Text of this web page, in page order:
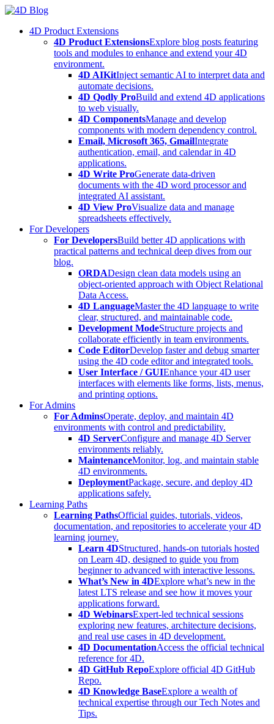
Skip
content4D Product Extensions
4D Product ExtensionsExplore blog posts featuring
tools and modules to enhance and extend your 4D
environment.
4D AIKitInject semantic AI to interpret data and
automate decisions.
4D Qodly ProBuild and extend 4D applications
to web visually.
4D ComponentsManage and develop
components with modern dependency control.
Email, Microsoft 365, GmailIntegrate
authentication, email, and calendar in 4D
applications.
4D Write ProGenerate data-driven
documents with the 4D word processor and
integrated AI assistant.
4D View ProVisualize data and manage
spreadsheets effectively.
For Developers
For DevelopersBuild better 4D applications with
practical patterns and technical deep dives from our
blog.
ORDADesign clean data models using an
object-oriented approach with Object Relational
Data Access.
4D LanguageMaster the 4D language to write
clear, structured, and maintainable code.
Development ModeStructure projects and
collaborate efficiently in team environments.
Code EditorDevelop faster and debug smarter
using the 4D code editor and integrated tools.
User Interface / GUIEnhance your 4D user
interfaces with elements like forms, lists, menus,
and printing options.
For Admins
For AdminsOperate, deploy, and maintain 4D
environments with control and predictability.
4D ServerConfigure and manage 4D Server
environments reliably.
MaintenanceMonitor, log, and maintain stable
4D environments.
DeploymentPackage, secure, and deploy 4D
applications safely.
Learning Paths
Learning PathsOfficial guides, tutorials, videos,
documentation, and repositories to accelerate your 4D
learning journey.
Learn 4DStructured, hands-on tutorials hosted
on Learn 4D, designed to guide you from
beginner to advanced with interactive lessons.
What’s New in 4DExplore what’s new in the
latest LTS release and see how it moves your
applications forward.
4D WebinarsExpert-led technical sessions
exploring new features, architecture decisions,
and real use cases in 4D development.
4D DocumentationAccess the official technical
reference for 4D.
4D GitHub RepoExplore official 4D GitHub
Repo.
4D Knowledge BaseExplore a wealth of
technical expertise through our Tech Notes and
Tips.